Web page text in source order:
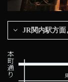
JR関内駅方面